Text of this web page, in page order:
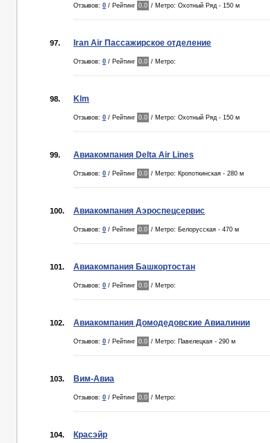
Отзывов: 0 / Рейтинг 0.0 / Метро: Охотный Ряд - 150 м
97. Iran Air Пассажирское отделение
Отзывов: 0 / Рейтинг 0.0 / Метро:
98. Klm
Отзывов: 0 / Рейтинг 0.0 / Метро: Охотный Ряд - 150 м
99. Авиакомпания Delta Air Lines
Отзывов: 0 / Рейтинг 0.0 / Метро: Кропоткинская - 280 м
100. Авиакомпания Аэроспецсервис
Отзывов: 0 / Рейтинг 0.0 / Метро: Белорусская - 470 м
101. Авиакомпания Башкортостан
Отзывов: 0 / Рейтинг 0.0 / Метро:
102. Авиакомпания Домодедовские Авиалинии
Отзывов: 0 / Рейтинг 0.0 / Метро: Павелецкая - 290 м
103. Вим-Авиа
Отзывов: 0 / Рейтинг 0.0 / Метро:
104. Красэйр